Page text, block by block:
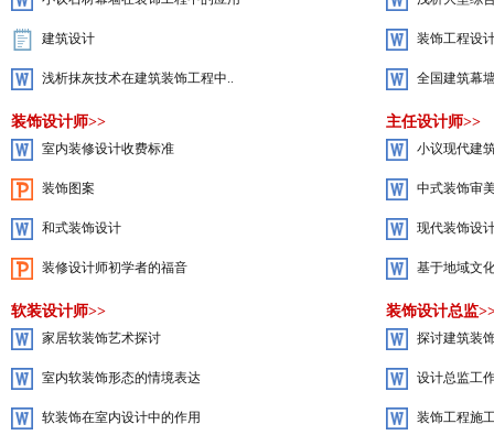
建筑设计
浅析抹灰技术在建筑装饰工程中..
装饰工程设
全国建筑幕
装饰设计师>>
室内装修设计收费标准
装饰图案
和式装饰设计
装修设计师初学者的福音
主任设计师>>
小议现代建
中式装饰审
现代装饰设
基于地域文
软装设计师>>
家居软装饰艺术探讨
室内软装饰形态的情境表达
软装饰在室内设计中的作用
装饰设计总监
探讨建筑装
设计总监工
装饰工程施